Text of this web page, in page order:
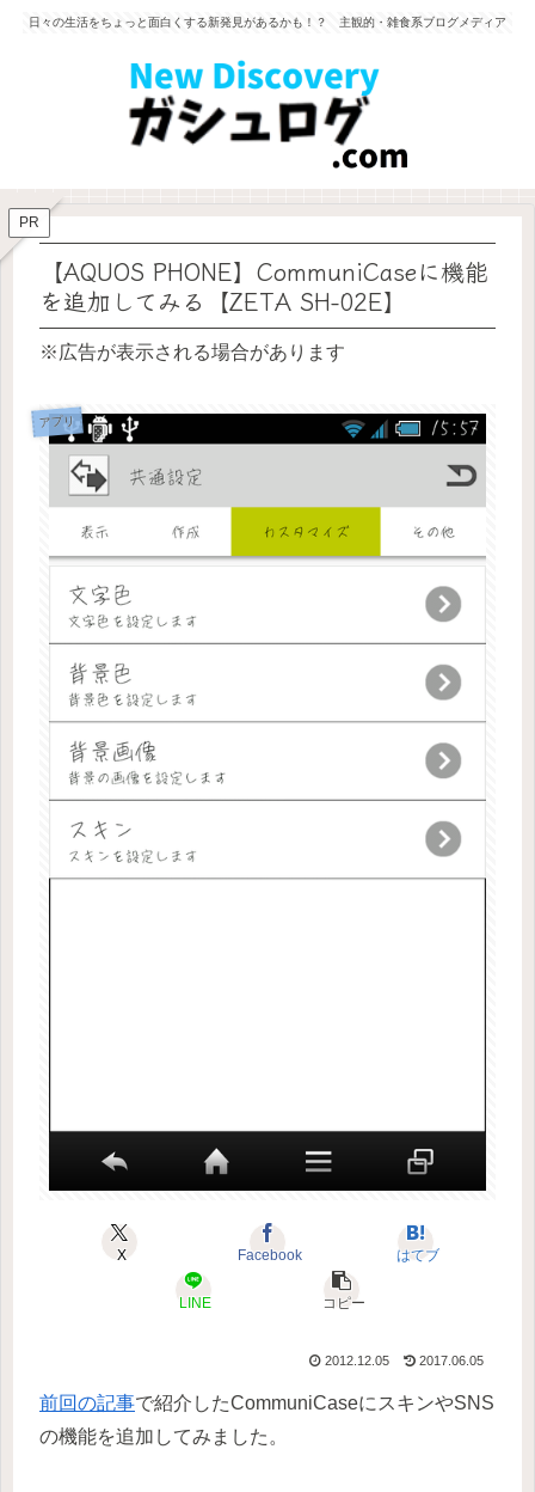
日々の生活をちょっと面白くする新発見があるかも！？ 主観的・雑食系ブログメディア
PR
【AQUOS PHONE】CommuniCaseに機能
を追加してみる【ZETA SH-02E】
※広告が表示される場合があります
アプリ
X Facebook はてブ
LINE コピー
2012.12.05 2017.06.05
前回の記事で紹介したCommuniCaseにスキンやSNS
の機能を追加してみました。